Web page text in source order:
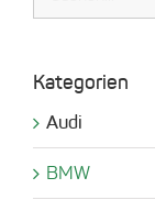
Kategorien
Audi
BMW